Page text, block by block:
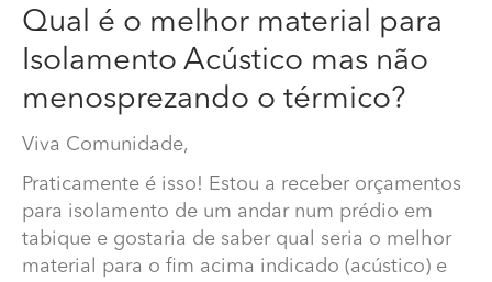
Qual é o melhor material para
Isolamento Acústico mas não
menosprezando o térmico?
Viva Comunidade,
Praticamente é isso! Estou a receber orçamentos
para isolamento de um andar num prédio em
tabique e gostaria de saber qual seria o melhor
material para o fim acima indicado (acústico) e